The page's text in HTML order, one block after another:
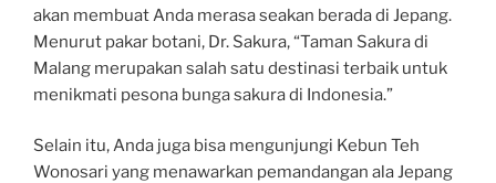
akan membuat Anda merasa seakan berada di Jepang.
Menurut pakar botani, Dr. Sakura, “Taman Sakura di
Malang merupakan salah satu destinasi terbaik untuk
menikmati pesona bunga sakura di Indonesia.”
Selain itu, Anda juga bisa mengunjungi Kebun Teh
Wonosari yang menawarkan pemandangan ala Jepang